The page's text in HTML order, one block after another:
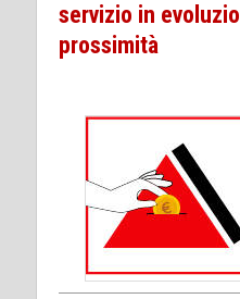
servizio in
prossimità